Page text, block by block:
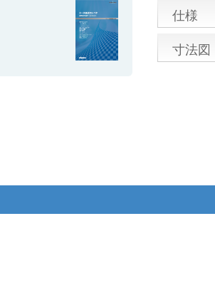
仕様
寸法図